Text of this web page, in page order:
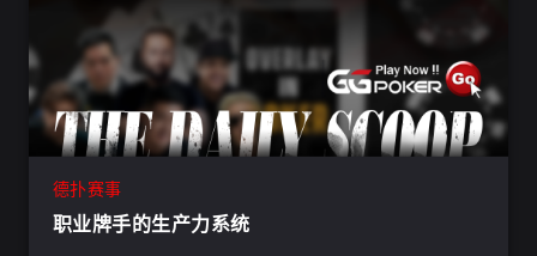
德扑赛事
职业牌手的生产力系统